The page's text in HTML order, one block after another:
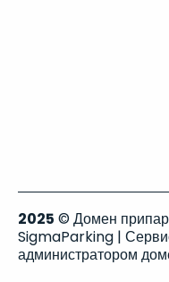
2025 © Домен
SigmaParking |
администратором